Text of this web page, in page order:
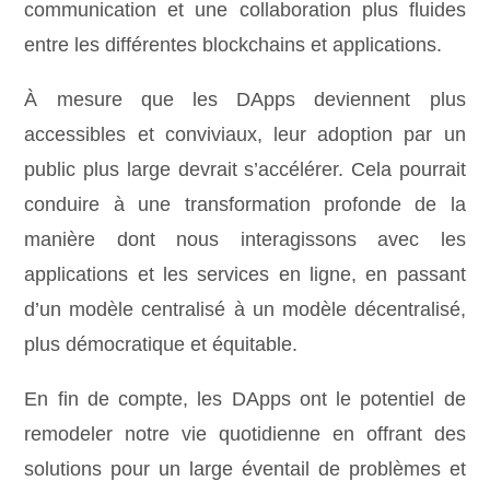
communication et une collaboration plus fluides
entre les différentes blockchains et applications.
À mesure que les DApps deviennent plus
accessibles et conviviaux, leur adoption par un
public plus large devrait s’accélérer. Cela pourrait
conduire à une transformation profonde de la
manière dont nous interagissons avec les
applications et les services en ligne, en passant
d’un modèle centralisé à un modèle décentralisé,
plus démocratique et équitable.
En fin de compte, les DApps ont le potentiel de
remodeler notre vie quotidienne en offrant des
solutions pour un large éventail de problèmes et